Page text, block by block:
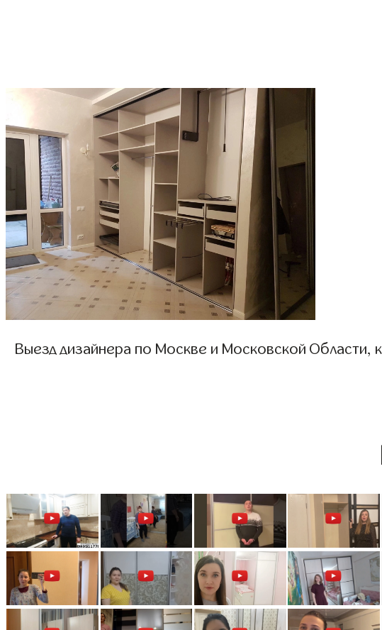
Выезд дизайнера по Москве и Московской Области,